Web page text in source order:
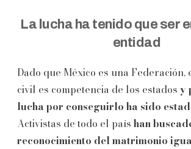
La lucha ha tenido que ser
entidad
Dado que México es una
civil es competencia de los estados y
lucha por conseguirlo ha sido
Activistas de todo el país han
reconocimiento del matrimonio